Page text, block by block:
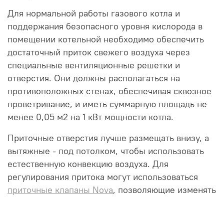
Для нормальной работы газового котла и
поддержания безопасного уровня кислорода в
помещении котельной необходимо обеспечить
достаточный приток свежего воздуха через
специальные вентиляционные решетки и
отверстия. Они должны располагаться на
противоположных стенах, обеспечивая сквозное
проветривание, и иметь суммарную площадь не
менее 0,05 м2 на 1 кВт мощности котла.
Приточные отверстия лучше размещать внизу, а
вытяжные - под потолком, чтобы использовать
естественную конвекцию воздуха. Для
регулирования притока могут использоваться
приточные клапаны Nova, позволяющие изменять